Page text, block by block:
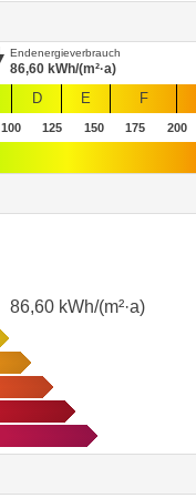
Endenergieverbrauch
86,60 kWh/(m²·a)
D E F
100 125 150 175 200
86,60 kWh/(m²·a)